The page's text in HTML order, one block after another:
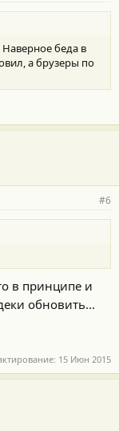
беда в
а брузеры по
#6
в принципе и
обновить...
15 Июн 2015